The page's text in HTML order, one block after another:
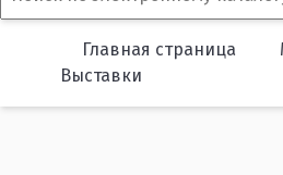
Главная страница
Выставки